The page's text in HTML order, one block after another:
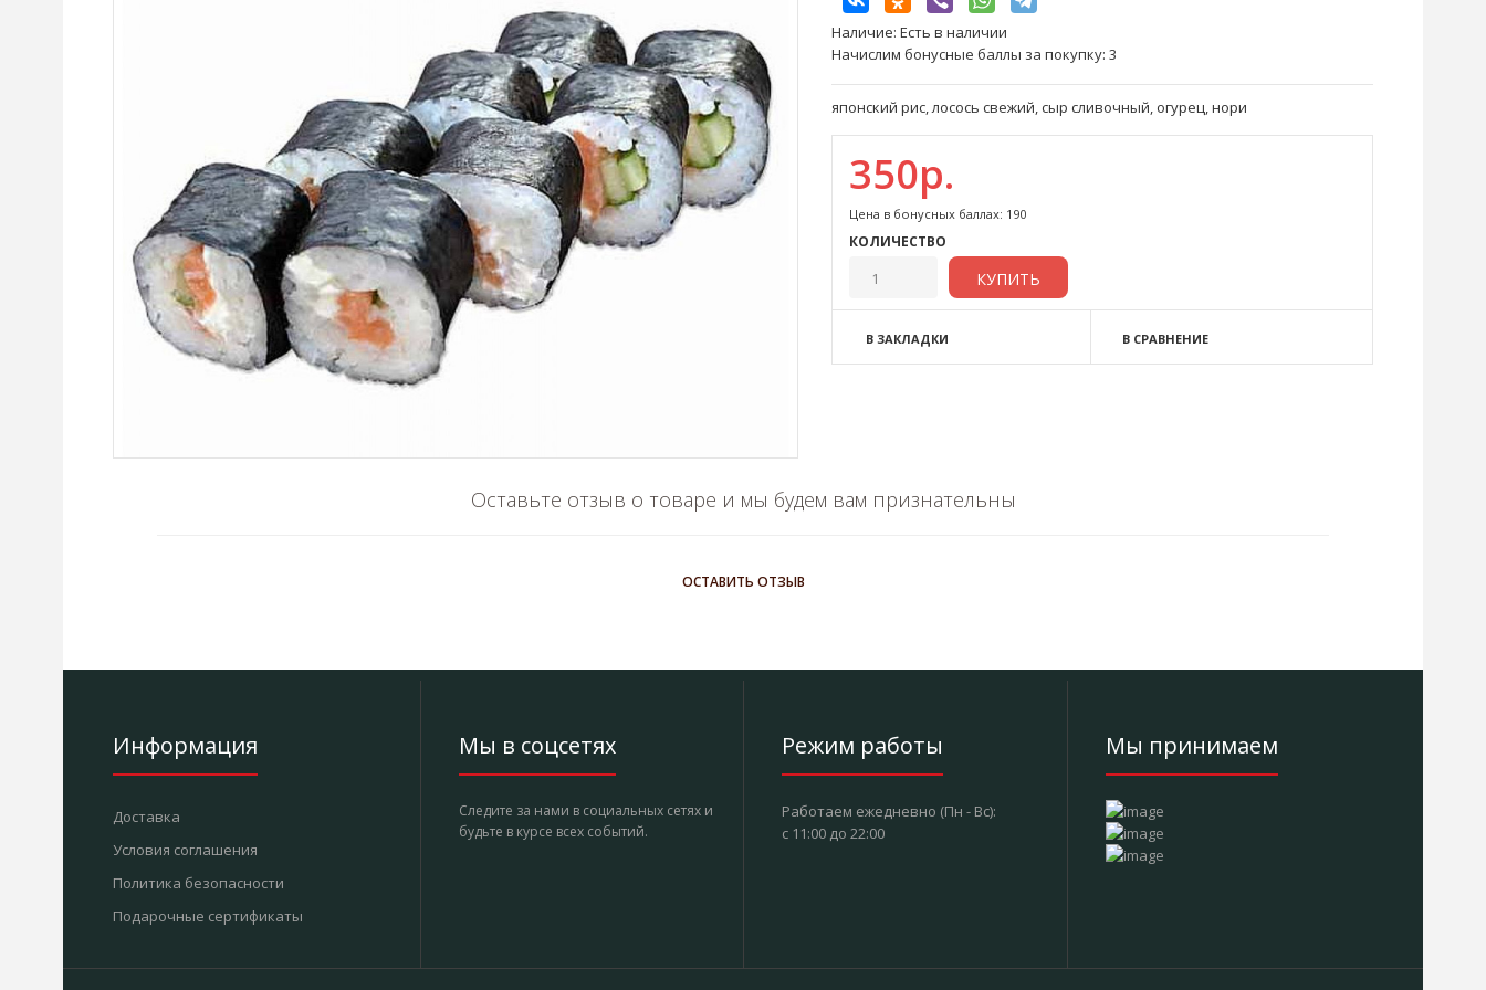
Наличие: Есть в наличии
Начислим бонусные баллы за покупку: 3
японский рис, лосось свежий, сыр сливочный, огурец, нори
350р.
Цена в бонусных баллах: 190
КОЛИЧЕСТВО
В ЗАКЛАДКИ В СРАВНЕНИЕ
Оставьте отзыв о товаре и мы будем вам признательны
ОСТАВИТЬ ОТЗЫВ
Информация
Доставка
Условия соглашения
Политика безопасности
Подарочные сертификаты
Мы в соцсетях
Следите за нами в социальных сетях и
будьте в курсе всех событий.
Режим работы
Работаем ежедневно (Пн - Вс):
с 11:00 до 22:00
Мы принимаем